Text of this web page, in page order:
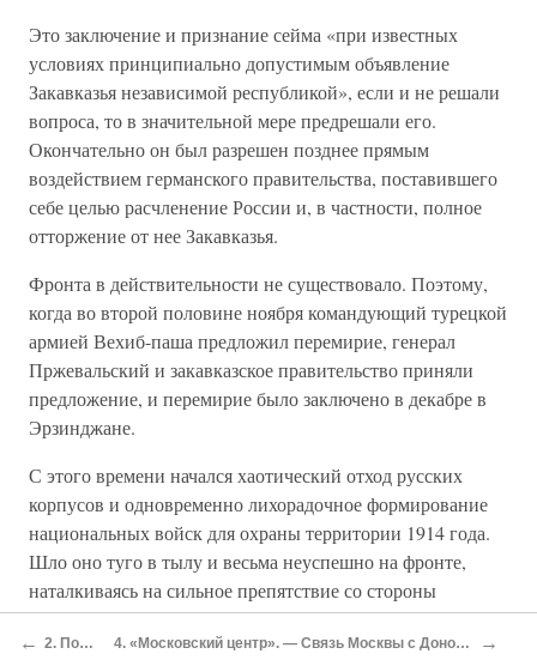
Это заключение и признание сейма «при известных
условиях принципиально допустимым объявление
Закавказья независимой республикой», если и не решали
вопроса, то в значительной мере предрешали его.
Окончательно он был разрешен позднее прямым
воздействием германского правительства, поставившего
себе целью расчленение России и, в частности, полное
отторжение от нее Закавказья.
Фронта в действительности не существовало. Поэтому,
когда во второй половине ноября командующий турецкой
армией Вехиб-паша предложил перемирие, генерал
Пржевальский и закавказское правительство приняли
предложение, и перемирие было заключено в декабре в
Эрзинджане.
С этого времени начался хаотический отход русских
корпусов и одновременно лихорадочное формирование
национальных войск для охраны территории 1914 года.
Шло оно туго в тылу и весьма неуспешно на фронте,
наталкиваясь на сильное препятствие со стороны
войсковых революционных учреждений и среди самих
грузинских и армянских воинов, у которых стремление
← 2. Положение — на Дону в начале 1918 г 4. «Московский центр». — Связь Москвы с Доном. — Приезд на Дон генерала Корнилова. Попытки организации государственной власти на Юге: «триумвират» Алексеев — Корнилов — Каледин. — Совет. — Внутренние трения в триумвирате и Совете →